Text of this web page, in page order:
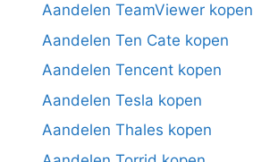
Aandelen TeamViewer kopen
Aandelen Ten Cate kopen
Aandelen Tencent kopen
Aandelen Tesla kopen
Aandelen Thales kopen